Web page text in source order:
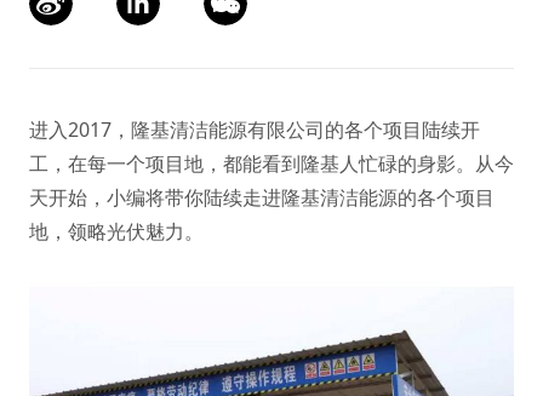
进入2017，隆基清洁能源有限公司的各个项目陆续开
工，在每一个项目地，都能看到隆基人忙碌的身影。从今
天开始，小编将带你陆续走进隆基清洁能源的各个项目
地，领略光伏魅力。